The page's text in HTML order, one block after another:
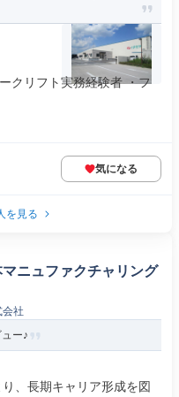
クリフト実務経験者 ・フ
気になる
を見る
マニュファクチャリング
社
ー♪
、長期キャリア形成を図